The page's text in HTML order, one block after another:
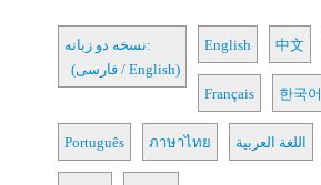
نسخه دو زبانه:
(فارسی / English)
English 中文
Français 한국어
Português ภาษาไทย اللغة العربية